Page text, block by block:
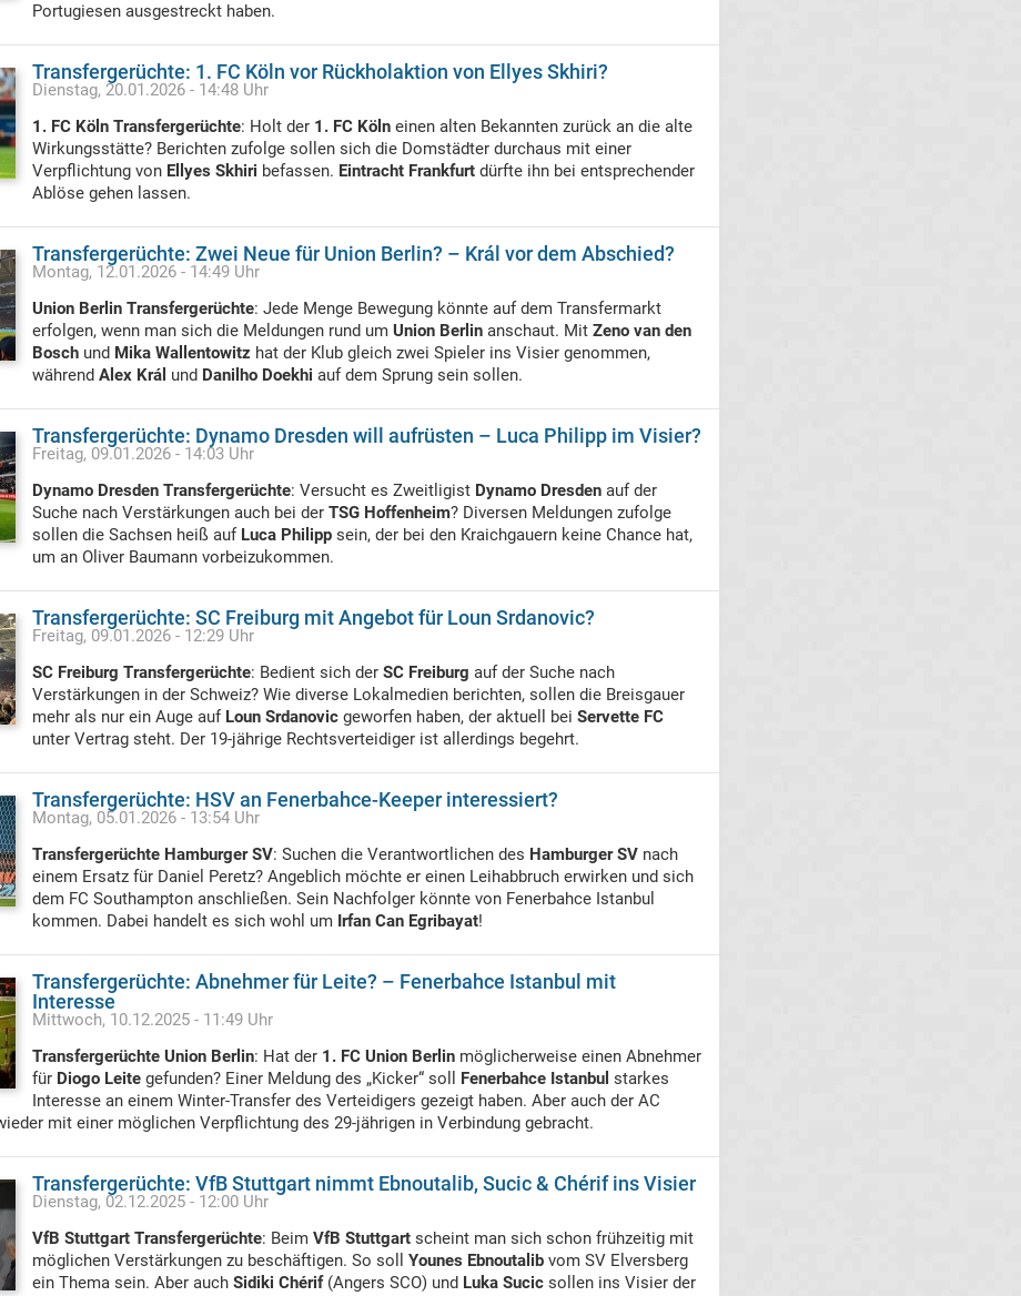
Portugiesen ausgestreckt haben.
Transfergerüchte: 1. FC Köln vor Rückholaktion von Ellyes Skhiri?
Dienstag, 20.01.2026 - 14:48 Uhr
1. FC Köln Transfergerüchte: Holt der 1. FC Köln einen alten Bekannten zurück an die alte
Wirkungsstätte? Berichten zufolge sollen sich die Domstädter durchaus mit einer
Verpflichtung von Ellyes Skhiri befassen. Eintracht Frankfurt dürfte ihn bei entsprechender
Ablöse gehen lassen.
Transfergerüchte: Zwei Neue für Union Berlin? – Král vor dem Abschied?
Montag, 12.01.2026 - 14:49 Uhr
Union Berlin Transfergerüchte: Jede Menge Bewegung könnte auf dem Transfermarkt
erfolgen, wenn man sich die Meldungen rund um Union Berlin anschaut. Mit Zeno van den
Bosch und Mika Wallentowitz hat der Klub gleich zwei Spieler ins Visier genommen,
während Alex Král und Danilho Doekhi auf dem Sprung sein sollen.
Transfergerüchte: Dynamo Dresden will aufrüsten – Luca Philipp im Visier?
Freitag, 09.01.2026 - 14:03 Uhr
Dynamo Dresden Transfergerüchte: Versucht es Zweitligist Dynamo Dresden auf der
Suche nach Verstärkungen auch bei der TSG Hoffenheim? Diversen Meldungen zufolge
sollen die Sachsen heiß auf Luca Philipp sein, der bei den Kraichgauern keine Chance hat,
um an Oliver Baumann vorbeizukommen.
Transfergerüchte: SC Freiburg mit Angebot für Loun Srdanovic?
Freitag, 09.01.2026 - 12:29 Uhr
SC Freiburg Transfergerüchte: Bedient sich der SC Freiburg auf der Suche nach
Verstärkungen in der Schweiz? Wie diverse Lokalmedien berichten, sollen die Breisgauer
mehr als nur ein Auge auf Loun Srdanovic geworfen haben, der aktuell bei Servette FC
unter Vertrag steht. Der 19-jährige Rechtsverteidiger ist allerdings begehrt.
Transfergerüchte: HSV an Fenerbahce-Keeper interessiert?
Montag, 05.01.2026 - 13:54 Uhr
Transfergerüchte Hamburger SV: Suchen die Verantwortlichen des Hamburger SV nach
einem Ersatz für Daniel Peretz? Angeblich möchte er einen Leihabbruch erwirken und sich
dem FC Southampton anschließen. Sein Nachfolger könnte von Fenerbahce Istanbul
kommen. Dabei handelt es sich wohl um Irfan Can Egribayat!
Transfergerüchte: Abnehmer für Leite? – Fenerbahce Istanbul mit
Interesse
Mittwoch, 10.12.2025 - 11:49 Uhr
Transfergerüchte Union Berlin: Hat der 1. FC Union Berlin möglicherweise einen Abnehmer
für Diogo Leite gefunden? Einer Meldung des „Kicker“ soll Fenerbahce Istanbul starkes
Interesse an einem Winter-Transfer des Verteidigers gezeigt haben. Aber auch der AC
mit einer möglichen Verpflichtung des 29-jährigen in Verbindung gebracht.
Transfergerüchte: VfB Stuttgart nimmt Ebnoutalib, Sucic & Chérif ins Visier
Dienstag, 02.12.2025 - 12:00 Uhr
VfB Stuttgart Transfergerüchte: Beim VfB Stuttgart scheint man sich schon frühzeitig mit
möglichen Verstärkungen zu beschäftigen. So soll Younes Ebnoutalib vom SV Elversberg
ein Thema sein. Aber auch Sidiki Chérif(Angers SCO) und Luka Sucic sollen ins Visier der